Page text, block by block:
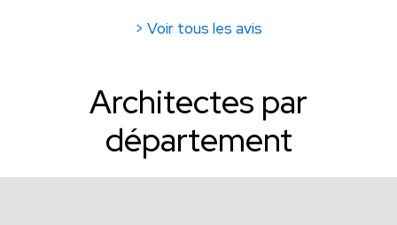
> Voir tous les avis
Architectes par
département